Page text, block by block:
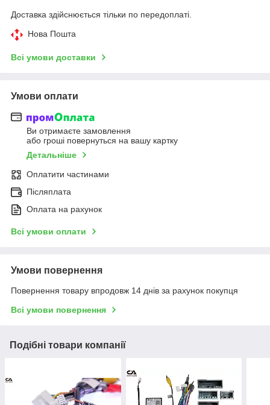
Доставка здійснюється тільки по передоплаті.
Нова Пошта
Всі умови доставки
Умови оплати
Ви отримаєте замовлення
або гроші повернуться на вашу картку
Детальніше
Оплатити частинами
Післяплата
Оплата на рахунок
Всі умови оплати
Умови повернення
Повернення товару впродовж 14 днів за рахунок покупця
Всі умови повернення
Подібні товари компанії